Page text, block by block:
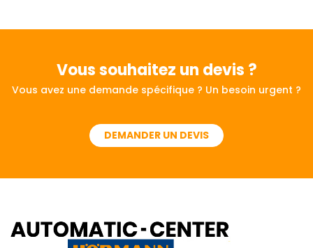
Vous souhaitez un devis ?
Vous avez une demande spécifique ? Un besoin urgent ?
DEMANDER UN DEVIS